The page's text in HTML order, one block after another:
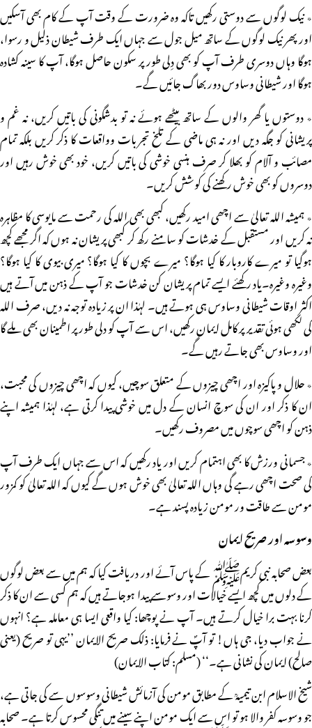
٭ نیک لوگوں سے دوستی رکھیں تاکہ وہ ضرورت کے وقت آپ کے کام بھی آسکیں
اور پھر نیک لوگوں کے ساتھ میل جول سے جہاں ایک طرف شیطان ذلیل و رسوا،
ہوگا وہاں دوسری طرف آپ کو بھی دِلی طور پر سکون حاصل ہوگا، آپ کا سینہ کشادہ
ہوگا اور شیطانی وساوس دور بھاگ جائیں گے۔
٭ دوستوں یا گھر والوں کے ساتھ بیٹھے ہوئے نہ تو بدشگونی کی باتیں کریں، نہ غم و
پریشانی کو جگہ دیں اور نہ ہی ماضی کے تلخ تجربات وواقعات کا ذکر کریں بلکہ تمام
مصائب و آلام کو بھلا کر صرف ہنسی خوشی کی باتیں کریں، خود بھی خوش رہیں اور
دوسروں کو بھی خوش رکھنے کی کوشش کریں۔
٭ ہمیشہ اللہ تعالیٰ سے اچھی امید رکھیں، کبھی بھی اللہ کی رحمت سے مایوسی کا مظاہرہ
نہ کریں اور مستقبل کے خدشات کو سامنے رکھ کر کبھی پریشان نہ ہوں کہ اگر مجھے کچھ
ہوگیا تو میرے کاروبار کا کیا ہوگا؟ میرے بچوں کا کیا ہوگا؟ میری بیوی کا کیا ہوگا؟
وغیرہ وغیرہ۔یاد رکھئے ایسے تمام پریشان کن خدشات جو آپ کے ذہن میں آتے ہیں
اکثر اوقات شیطانی وساوس ہی ہوتے ہیں۔ لہٰذا ان پر زیادہ توجہ نہ دیں، صرف اللہ
کی لکھی ہوئی تقدیر پر کامل ایمان رکھیں، اس سے آپ کو دلی طور پر اطمینان بھی ملے گا
اور وساوس بھی جاتے رہیں گے۔
٭ حلال و پاکیزہ اور اچھی چیزوں کے متعلق سوچیں، کیوں کہ اچھی چیزوں کی محبت،
ان کا ذکر اور ان کی سوچ انسان کے دل میں خوشی پیدا کرتی ہے، لہٰذا ہمیشہ اپنے
ذہن کو اچھی سوچوں میں مصروف رکھیں۔
٭ جسمانی ورزش کا بھی اہتمام کریں اور یاد رکھیں کہ اس سے جہاں ایک طرف آپ
کی صحت اچھی رہے گی وہاں اللہ تعالیٰ بھی خوش ہوں گے کیوں کہ اللہ تعالیٰ کو کمزور
مومن سے طاقت ور مومن زیادہ پسند ہے۔
وسوسہ اور صریح ایمان
بعض صحابہ نبی کریمﷺ کے پاس آئے اور دریافت کیا کہ ہم میں سے بعض لوگوں
کے دلوں میں کچھ ایسے خیالات اور وسوسے پیدا ہوجاتے ہیں کہ ہم کسی سے ان کا ذکر
کرنا بہت برا خیال کرتے ہیں۔ آپ نے پوچھا: کیا واقعی ایسا ہی معاملہ ہے؟ انہوں
نے جواب دیا، جی ہاں! تو آپؐ نے فرمایا: ذلک صریح الایمان ’’یہی تو صریح (یعنی
صالح) ایمان کی نشانی ہے۔‘‘ (مسلم: کتاب الایمان)
شیخ الاسلام ابن تیمیہؒ کے مطابق مومن کی آزمائش شیطانی وسوسوں سے کی جاتی ہے،
جو وسوسہ کفر والا ہو تو اس سے ایک مومن اپنے سینے میں تنگی محسوس کرتا ہے۔ صحابہ